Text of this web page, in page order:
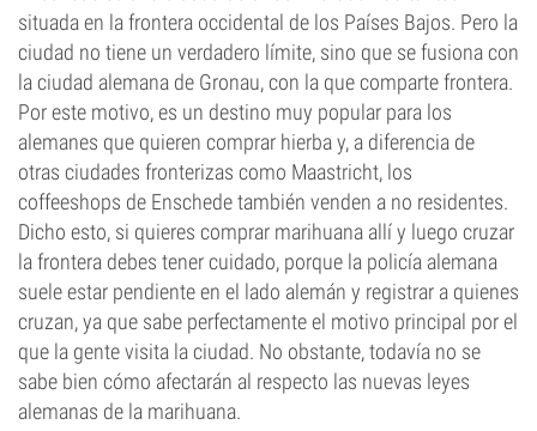
situada en la frontera occidental de los Países Bajos. Pero la
ciudad no tiene un verdadero límite, sino que se fusiona con
la ciudad alemana de Gronau, con la que comparte frontera.
Por este motivo, es un destino muy popular para los
alemanes que quieren comprar hierba y, a diferencia de
otras ciudades fronterizas como Maastricht, los
coffeeshops de Enschede también venden a no residentes.
Dicho esto, si quieres comprar marihuana allí y luego cruzar
la frontera debes tener cuidado, porque la policía alemana
suele estar pendiente en el lado alemán y registrar a quienes
cruzan, ya que sabe perfectamente el motivo principal por el
que la gente visita la ciudad. No obstante, todavía no se
sabe bien cómo afectarán al respecto las nuevas leyes
alemanas de la marihuana.